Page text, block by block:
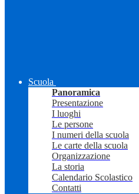
Scuola
Panoramica
Presentazione
I luoghi
Le persone
I numeri della scuola
Le carte della scuola
Organizzazione
La storia
Calendario Scolastico
Contatti